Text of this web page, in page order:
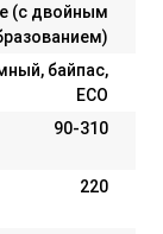
(с двойным
байпас,
ECO
90-310
220